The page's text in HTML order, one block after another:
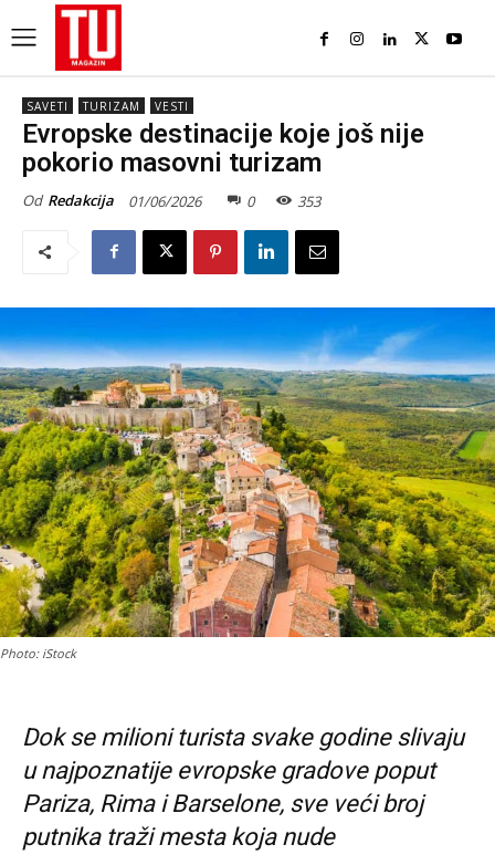
SAVETI TURIZAM VESTI
Evropske destinacije koje još nije
pokorio masovni turizam
Od Redakcija 01/06/2026 0 353
Photo: iStock
Dok se milioni turista svake godine slivaju
u najpoznatije evropske gradove poput
Pariza, Rima i Barselone, sve veći broj
putnika traži mesta koja nude